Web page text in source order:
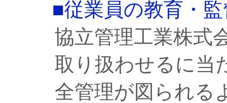
■従業員の教育・
協立管理工業株式
取り扱わせるに当
全管理が図られる